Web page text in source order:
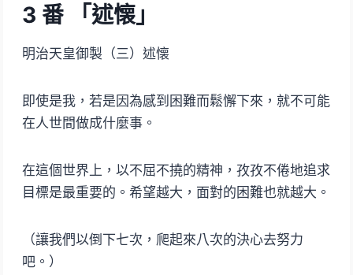
3 番 「述懐」
明治天皇御製（三）述懐
即使是我，若是因為感到困難而鬆懈下來，就不可能
在人世間做成什麼事。
在這個世界上，以不屈不撓的精神，孜孜不倦地追求
目標是最重要的。希望越大，面對的困難也就越大。
（讓我們以倒下七次，爬起來八次的決心去努力
吧。）